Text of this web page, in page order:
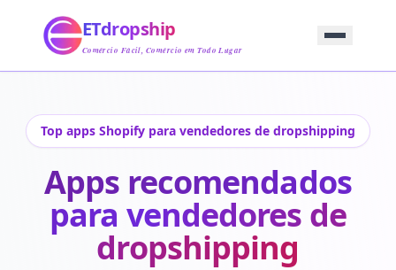
Abastecimento
Serviço
Produto
Suporte
Entre em Contato
ETdropship
Comércio Fácil, Comércio em Todo Lugar
Top apps Shopify para vendedores de dropshipping
Apps recomendados
para vendedores de
dropshipping